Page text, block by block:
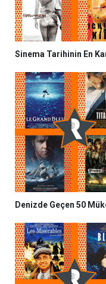
Sinema Tarihinin En
Denizde Geçen 50